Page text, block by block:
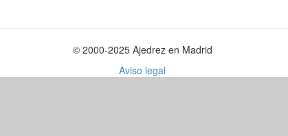
© 2000-2025 Ajedrez en Madrid
Aviso legal